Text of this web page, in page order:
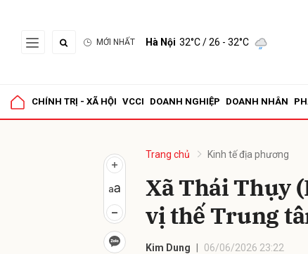
MỚI NHẤT Hà Nội 32°C/ 26 - 32°C
CHÍNH TRỊ - XÃ HỘI VCCI DOANH NGHIỆP DOANH NHÂN
Trang chủ Kinh tế địa phương
Xã Thái Thụy
vị thế Trung
Kim Dung 06/06/2026 23:22